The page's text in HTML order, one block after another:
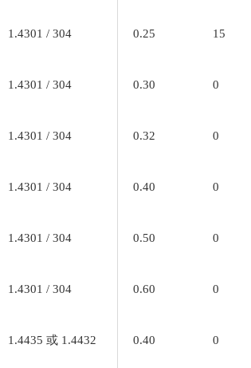
1.4301 / 304 0.25 15
1.4301 / 304 0.30 0
1.4301 / 304 0.32 0
1.4301 / 304 0.40 0
1.4301 / 304 0.50 0
1.4301 / 304 0.60 0
1.4435 或 1.4432 0.40 0